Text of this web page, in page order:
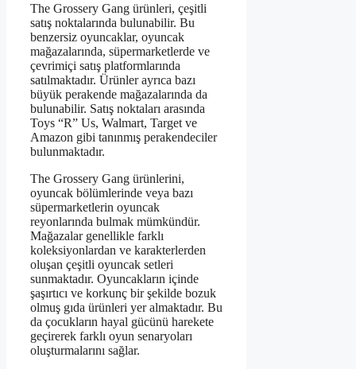
The Grossery Gang ürünleri, çeşitli
satış noktalarında bulunabilir. Bu
benzersiz oyuncaklar, oyuncak
mağazalarında, süpermarketlerde ve
çevrimiçi satış platformlarında
satılmaktadır. Ürünler ayrıca bazı
büyük perakende mağazalarında da
bulunabilir. Satış noktaları arasında
Toys “R” Us, Walmart, Target ve
Amazon gibi tanınmış perakendeciler
bulunmaktadır.
The Grossery Gang ürünlerini,
oyuncak bölümlerinde veya bazı
süpermarketlerin oyuncak
reyonlarında bulmak mümkündür.
Mağazalar genellikle farklı
koleksiyonlardan ve karakterlerden
oluşan çeşitli oyuncak setleri
sunmaktadır. Oyuncakların içinde
şaşırtıcı ve korkunç bir şekilde bozuk
olmuş gıda ürünleri yer almaktadır. Bu
da çocukların hayal gücünü harekete
geçirerek farklı oyun senaryoları
oluşturmalarını sağlar.